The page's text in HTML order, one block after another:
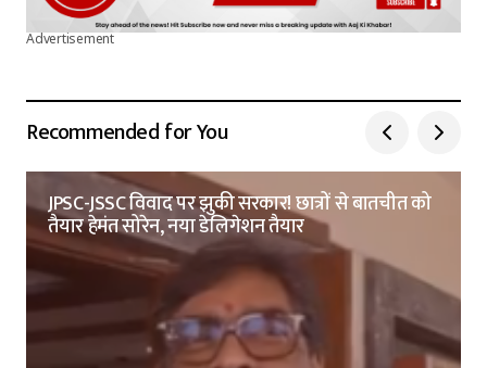
Advertisement
Recommended for You
JPSC-JSSC विवाद पर झुकी सरकार! छात्रों से बातचीत को
तैयार हेमंत सोरेन, नया डेलिगेशन तैयार